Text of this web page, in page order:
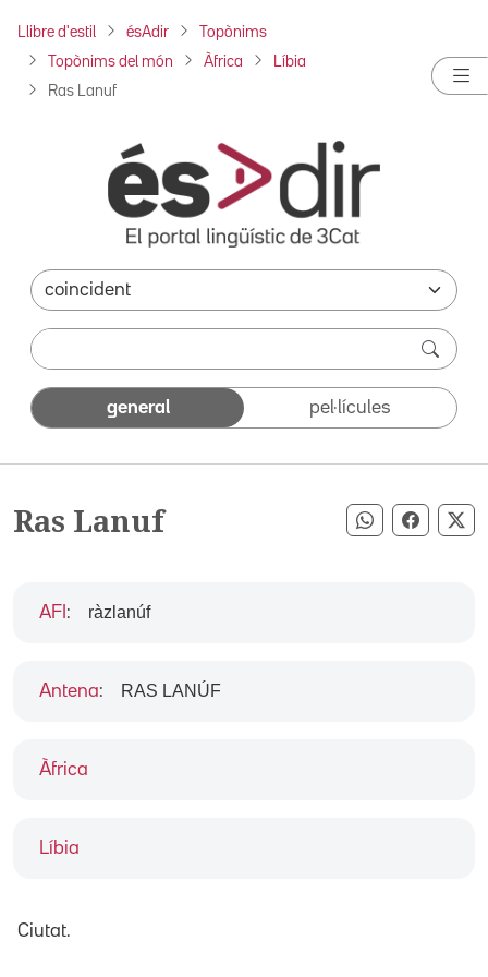
Llibre d'estil ésAdir Topònims
Topònims del món Àfrica Líbia
Ras Lanuf
general pel·lícules
Ras Lanuf Compartir
Àfrica
Líbia
AFI : ràzlanúf
Antena: RAS LANÚF
Ciutat.